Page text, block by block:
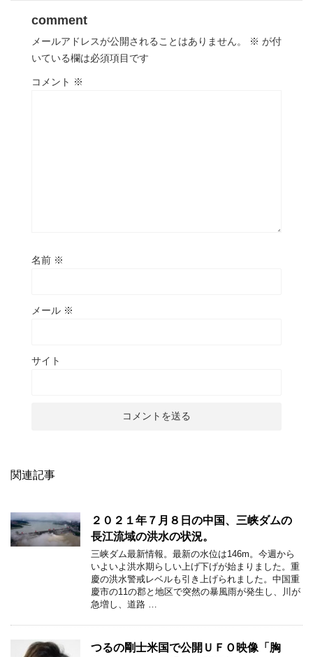
comment
メールアドレスが公開されることはありません。 ※ が付
いている欄は必須項目です
コメント ※
名前 ※
メール ※
サイト
関連記事
２０２１年７月８日の中国、三峡ダムの
長江流域の洪水の状況。
三峡ダム最新情報。最新の水位は146m。今週から
いよいよ洪水期らしい上げ下げが始まりました。重
慶の洪水警戒レベルも引き上げられました。中国重
慶市の11の郡と地区で突然の暴風雨が発生し、川が
急増し、道路 …
つるの剛士米国で公開ＵＦＯ映像「胸